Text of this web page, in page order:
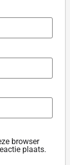
browser
plaats.